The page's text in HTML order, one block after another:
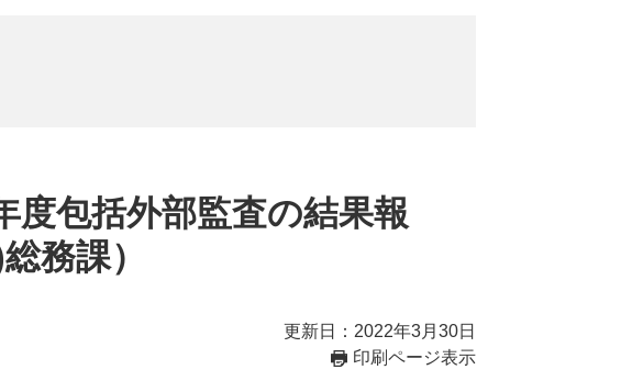
度包括外部監査の結果報
務課）
更新日：2022年3月30日
印刷ページ表示